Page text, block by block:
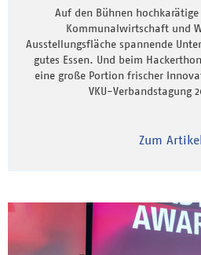
Auf den Bühnen
Kommunalwirtschaft und
Ausstellungsfläche spannende
gutes Essen. Und beim
eine große Portion frischer
VKU-Verbandstagung
Zum Artikel